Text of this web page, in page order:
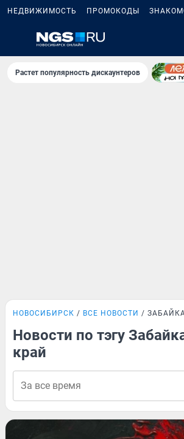
НЕДВИЖИМОСТЬ ПРОМОКОДЫ
Растет популярность дискаунтеров
НОВОСИБИРСК ВСЕ НОВОСТИ
Новости по тэгу
край